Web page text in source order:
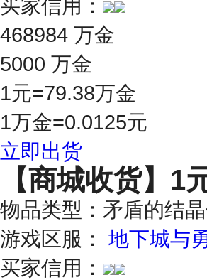
买家信用：
468984 万金
5000 万金
1元=79.38万金
1万金=0.0125元
立即出货
【商城收货】 1
物品类型：矛盾的结
游戏区服： 地下城与
买家信用：